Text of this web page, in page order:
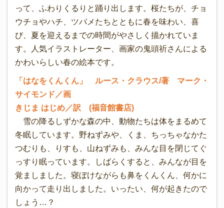
って、ふわりくるりと踊り出します。桜たちが、チョ
ウチョやハチ、ツバメたちとともに春を味わい、喜
び、夏を迎えるまでの時間がやさしく描かれていま
す。人気イラストレーター、画家の鬼頭祈さんによる
かわいらしい春の絵本です。
「はなをくんくん」 ルース・クラウス/著 マーク・
サイモンド／画
きじま はじめ／訳 (福音館書店)
雪の降るしずかな森の中、動物たちは体をまるめて
冬眠しています。野ねずみや、くま、ちっちゃなかた
つむりも、りすも、山ねずみも、みんな目を閉じてぐ
っすり眠っています。しばらくすると、みんなが目を
覚ましました。寝ぼけながらも鼻をくんくん、何かに
向かって走り出しました。いったい、何が起きたので
しょう…？